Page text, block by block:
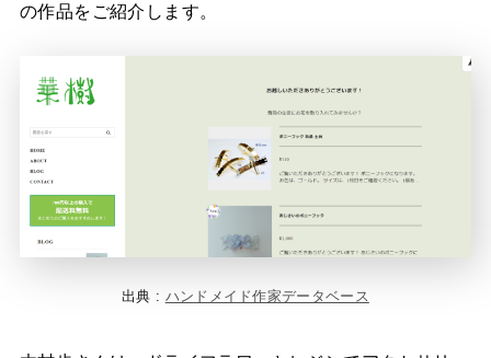
の作品をご紹介します。
出典 : ハンドメイド作家データベース